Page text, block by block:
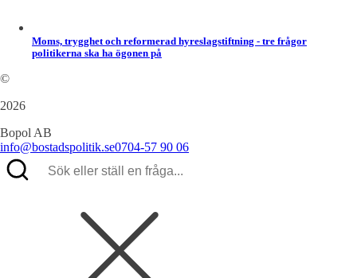
Moms, trygghet och reformerad hyreslagstiftning - tre frågor
politikerna ska ha ögonen på
©
2026
Bopol AB
info@bostadspolitik.se0704-57 90 06